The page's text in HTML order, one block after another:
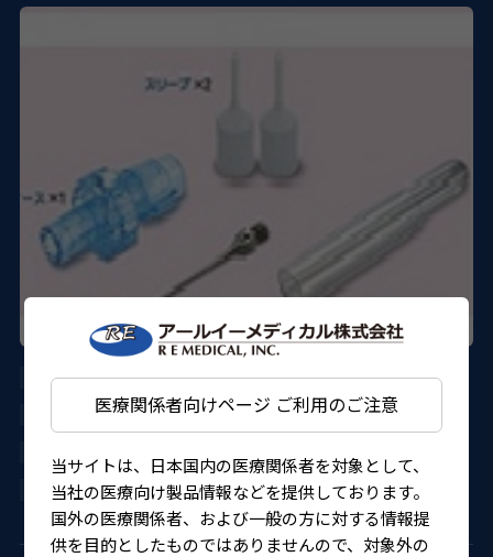
医療関係者向けページ ご利用のご注意
当サイトは、日本国内の医療関係者を対象として、
当社の医療向け製品情報などを提供しております。
国外の医療関係者、および一般の方に対する情報提
供を目的としたものではありませんので、対象外の
AU-8400-22F01
DORC
21800BZY10147000
4580151304357